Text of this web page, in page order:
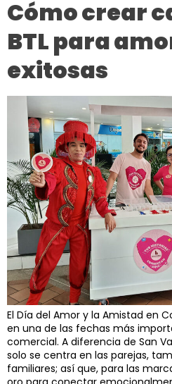
Cómo crear
BTL para
exitosas
El Día del Amor y la Amistad en
en una de las fechas más
comercial. A diferencia de San
solo se centra en las parejas,
familiares; así que, para las